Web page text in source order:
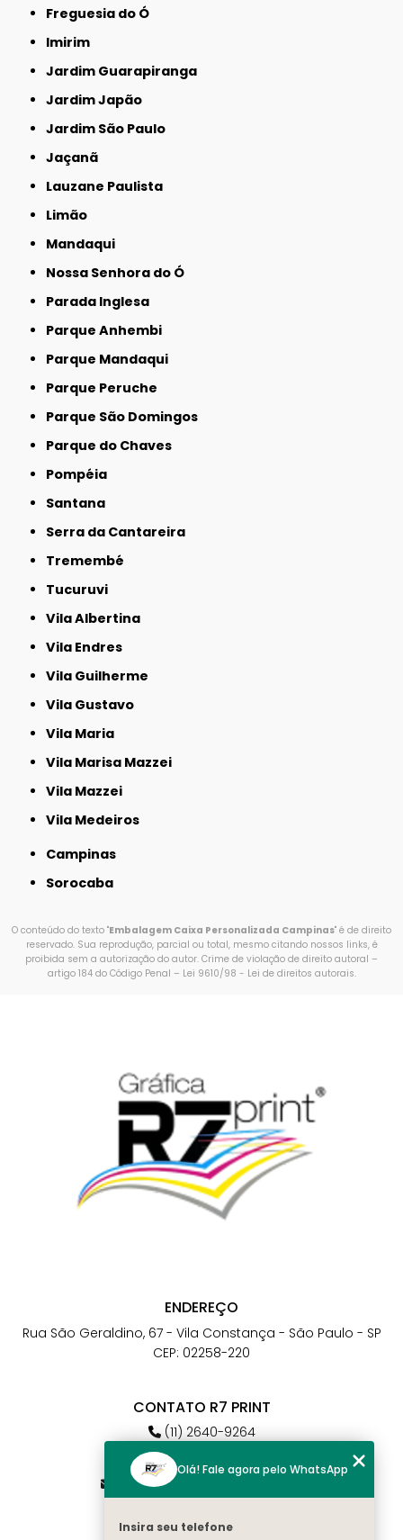
Freguesia do Ó
Imirim
Jardim Guarapiranga
Jardim Japão
Jardim São Paulo
Jaçanã
Lauzane Paulista
Limão
Mandaqui
Nossa Senhora do Ó
Parada Inglesa
Parque Anhembi
Parque Mandaqui
Parque Peruche
Parque São Domingos
Parque do Chaves
Pompéia
Santana
Serra da Cantareira
Tremembé
Tucuruvi
Vila Albertina
Vila Endres
Vila Guilherme
Vila Gustavo
Vila Maria
Vila Marisa Mazzei
Vila Mazzei
Vila Medeiros
Campinas
Sorocaba
O conteúdo do texto "Embalagem Caixa Personalizada Campinas" é de direito
reservado. Sua reprodução, parcial ou total, mesmo citando nossos links, é
proibida sem a autorização do autor. Crime de violação de direito autoral –
artigo 184 do Código Penal – Lei 9610/98 - Lei de direitos autorais.
ENDEREÇO
Rua São Geraldino, 67 - Vila Constança - São Paulo - SP
CEP: 02258-220
CONTATO R7 PRINT
(11) 2640-9264
(11) 98784-6664
atendimento@r7print.com.br
Olá! Fale agora pelo WhatsApp
Insira seu telefone